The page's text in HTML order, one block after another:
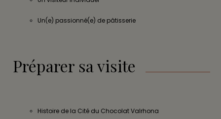
Un(e) passionné(e) de pâtisserie
Préparer sa visite
Histoire de la Cité du Chocolat Valrhona